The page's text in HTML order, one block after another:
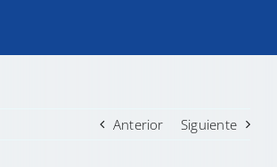
Anterior Siguiente